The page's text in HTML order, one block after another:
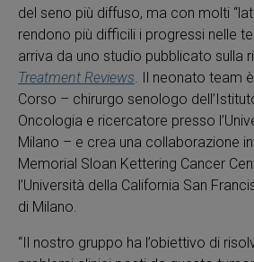
del seno più diffuso, ma con molti
rendono più difficili i progressi nelle
arriva da uno studio pubblicato sulla
Treatment Reviews. Il neonato team
Corso – chirurgo senologo
Oncologia e ricercatore presso
Milano – e crea una collaborazione
Memorial Sloan Kettering Cancer
l’Università della California San
di Milano.
“Il nostro gruppo ha l’obiettivo di